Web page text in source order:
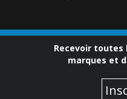
Recevoir toutes
marques et